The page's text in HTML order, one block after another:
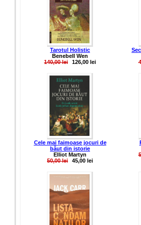
Tarotul Holistic
Benebell Wen
140,00 lei
126,00 lei
Cele mai faimoase jocuri de
băut din istorie
Elliot Martyn
50,00 lei
45,00 lei